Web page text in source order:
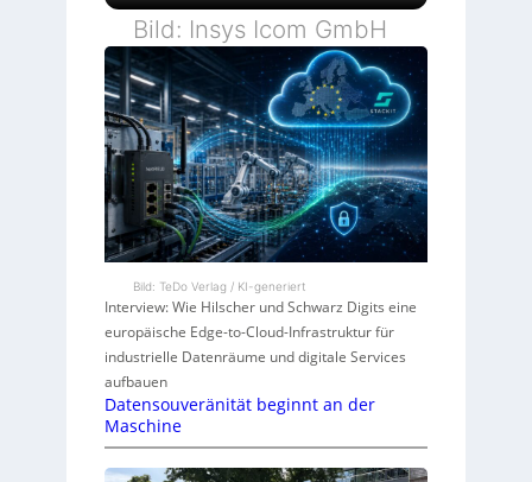
Bild: Insys Icom GmbH
Bild: TeDo Verlag / KI-generiert
Interview: Wie Hilscher und Schwarz Digits eine
europäische Edge-to-Cloud-Infrastruktur für
industrielle Datenräume und digitale Services
aufbauen
Datensouveränität beginnt an der
Maschine